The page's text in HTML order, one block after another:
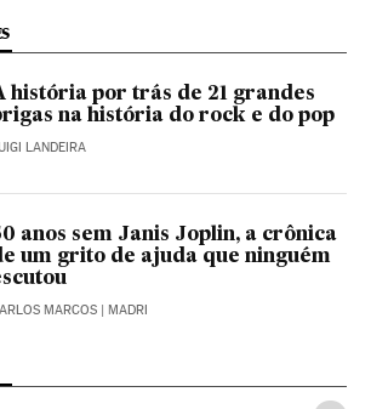
história por trás de 21 grandes
na história do rock e do pop
LANDEIRA
anos sem Janis Joplin, a crônica
um grito de ajuda que ninguém
MARCOS | MADRI